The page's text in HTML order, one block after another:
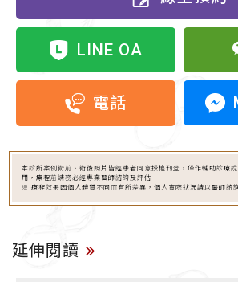
LINE OA
電話
本診所案例術前、術後照片皆經患者同意授權刊登，僅作輔助診療
用，療程前請務必經專業醫師諮詢及評估
※ 療程效果因個人體質不同而有所差異，個人實際狀況請以醫師諮
延伸閱讀